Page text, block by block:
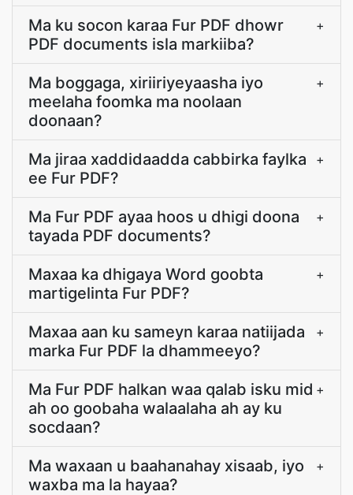
Ma ku socon karaa Fur PDF dhowr
PDF documents isla markiiba?
+
Ma boggaga, xiriiriyeyaasha iyo
meelaha foomka ma noolaan
doonaan?
+
Ma jiraa xaddidaadda cabbirka faylka
ee Fur PDF?
+
Ma Fur PDF ayaa hoos u dhigi doona
tayada PDF documents?
+
Maxaa ka dhigaya Word goobta
martigelinta Fur PDF?
+
Maxaa aan ku sameyn karaa natiijada
marka Fur PDF la dhammeeyo?
+
Ma Fur PDF halkan waa qalab isku mid
ah oo goobaha walaalaha ah ay ku
socdaan?
+
Ma waxaan u baahanahay xisaab, iyo
waxba ma la hayaa?
+